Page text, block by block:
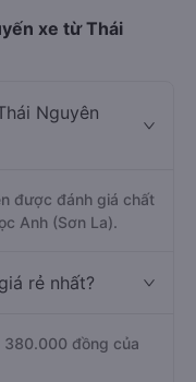
xe từ Thái
Nguyên
được đánh giá chất
Anh (Sơn La).
rẻ nhất?
380.000 đồng của